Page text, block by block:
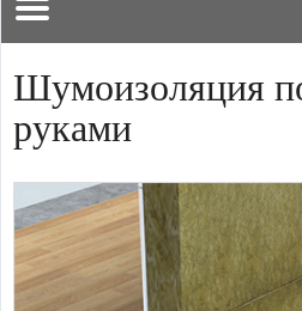
Шумоизоляция
руками